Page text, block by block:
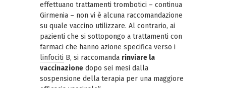
effettuano trattamenti trombotici – continua
Girmenia – non vi è alcuna raccomandazione
su quale vaccino utilizzare. Al contrario, ai
pazienti che si sottopongo a trattamenti con
farmaci che hanno azione specifica verso i
linfociti B, si raccomanda rinviare la
vaccinazione dopo sei mesi dalla
sospensione della terapia per una maggiore